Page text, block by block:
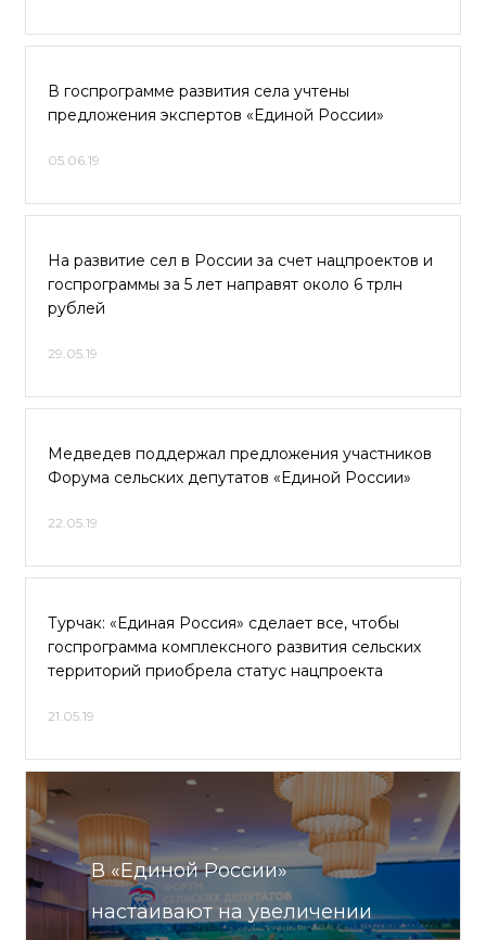
В госпрограмме развития села учтены
предложения экспертов «Единой России»
05.06.19
На развитие сел в России за счет нацпроектов и
госпрограммы за 5 лет направят около 6 трлн
рублей
29.05.19
Медведев поддержал предложения участников
Форума сельских депутатов «Единой России»
22.05.19
Турчак: «Единая Россия» сделает все, чтобы
госпрограмма комплексного развития сельских
территорий приобрела статус нацпроекта
21.05.19
В «Единой России»
настаивают на увеличении